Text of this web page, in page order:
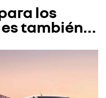
los
también...